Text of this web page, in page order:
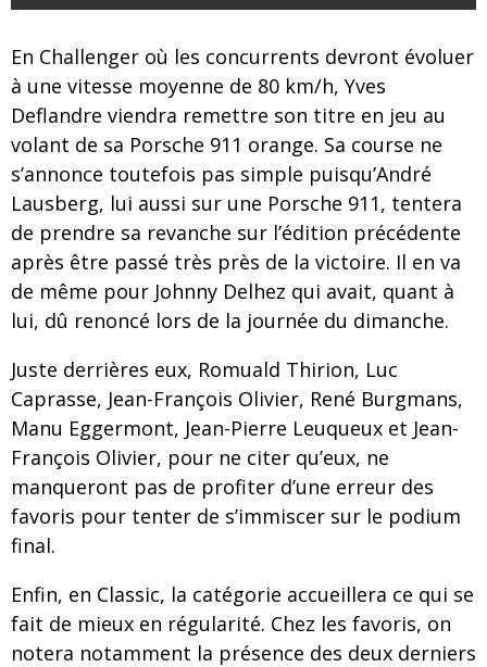
En Challenger où les concurrents devront évoluer
à une vitesse moyenne de 80 km/h, Yves
Deflandre viendra remettre son titre en jeu au
volant de sa Porsche 911 orange. Sa course ne
s’annonce toutefois pas simple puisqu’André
Lausberg, lui aussi sur une Porsche 911, tentera
de prendre sa revanche sur l’édition précédente
après être passé très près de la victoire. Il en va
de même pour Johnny Delhez qui avait, quant à
lui, dû renoncé lors de la journée du dimanche.
Juste derrières eux, Romuald Thirion, Luc
Caprasse, Jean-François Olivier, René Burgmans,
Manu Eggermont, Jean-Pierre Leuqueux et Jean-
François Olivier, pour ne citer qu’eux, ne
manqueront pas de profiter d’une erreur des
favoris pour tenter de s’immiscer sur le podium
final.
Enfin, en Classic, la catégorie accueillera ce qui se
fait de mieux en régularité. Chez les favoris, on
notera notamment la présence des deux derniers